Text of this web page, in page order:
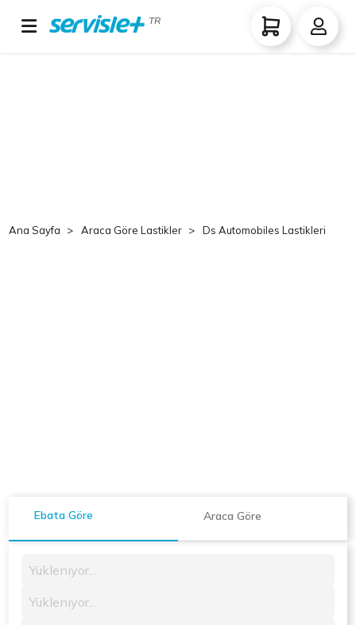
TR
Ana Sayfa Araca Göre Lastikler Ds Automobiles Lastikleri
Ebata Göre Araca Göre
Yükleniyor...
Yükleniyor...